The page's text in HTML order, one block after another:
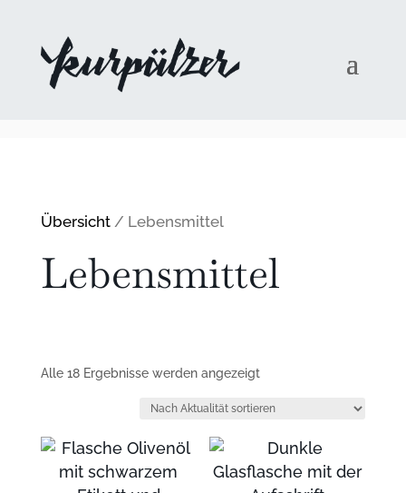
Übersicht/ Lebensmittel
Lebensmittel
Alle 18 Ergebnisse werden angezeigtNach
sortiert